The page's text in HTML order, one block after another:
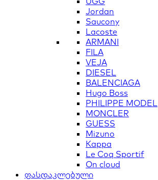
Jordan
Saucony
Lacoste
ARMANI
FILA
VEJA
DIESEL
BALENCIAGA
Hugo Boss
PHILIPPE MODEL
MONCLER
GUESS
Mizuno
Kappa
Le Coq Sportif
On cloud
ფასდაკლებული